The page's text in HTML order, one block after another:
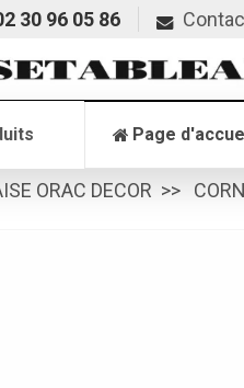
30 96 05 86
Page
ORAC DECOR